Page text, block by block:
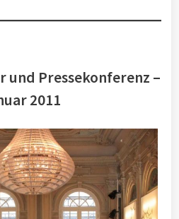
und Pressekonferenz –
2011